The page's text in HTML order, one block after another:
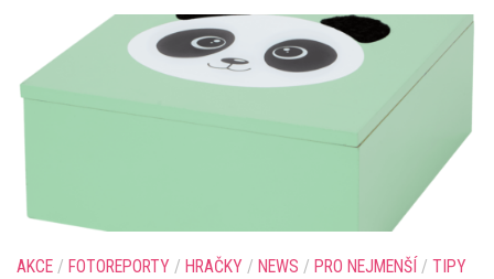
AKCE / FOTOREPORTY / HRAČKY / NEWS / PRO NEJMENŠÍ / TIPY